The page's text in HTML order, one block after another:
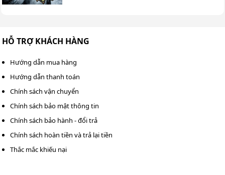
HỖ TRỢ KHÁCH HÀNG
Hướng dẫn mua hàng
Hướng dẫn thanh toán
Chính sách vận chuyển
Chính sách bảo mật thông tin
Chính sách bảo hành - đổi trả
Chính sách hoàn tiền và trả lại tiền
Thắc mắc khiếu nại